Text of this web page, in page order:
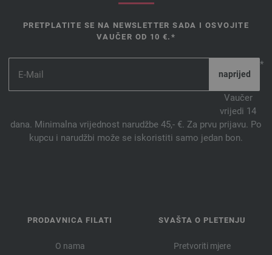
PRETPLATITE SE NA NEWSLETTER SADA I OSVOJITE
VAUČER OD 10 €.*
*
Vaučer
vrijedi 14
dana. Minimalna vrijednost narudžbe 45,- €. Za prvu prijavu. Po
kupcu i narudžbi može se iskoristiti samo jedan bon.
PRODAVNICA FILATI
O nama
SVAŠTA O PLETENJU
Pretvoriti mjere